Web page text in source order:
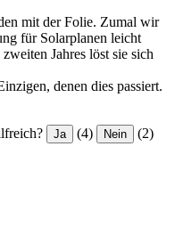
mit der Folie. Zumal wir
für Solarplanen leicht
Jahres löst sie sich
denen dies passiert.
Ja (4) Nein (2)